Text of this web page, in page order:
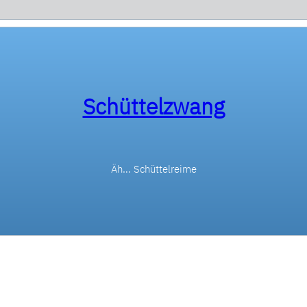
Schüttelzwang
Äh… Schüttelreime